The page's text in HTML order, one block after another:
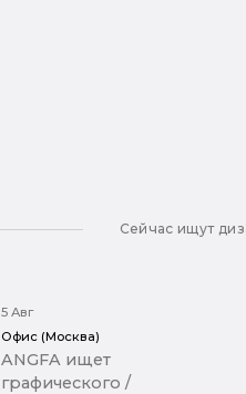
Сейчас ищут
5 Авг
Офис (Москва)
ANGFA ищет
графического /